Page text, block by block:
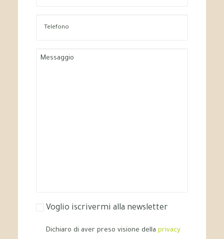
Voglio iscrivermi alla newsletter
Dichiaro di aver preso visione della privacy